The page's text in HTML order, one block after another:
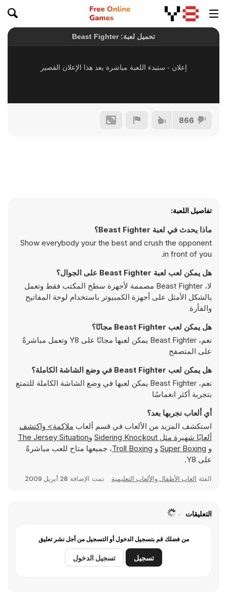
866
تفاصيل اللعبة:
ماذا يحدث في لعبة Beast Fighter؟
Show everybody your the best and crush the opponent
in front of you.
هل يمكن لعب لعبة Beast Fighter على الجوال؟
لا، Beast Fighter مصممة لأجهزة سطح المكتب فقط وتعمل
بالشكل الأمثل على أجهزة الكمبيوتر باستخدام لوحة المفاتيح
والفأرة
هل يمكن لعب Beast Fighter مجانًا؟
نعم، Beast Fighter يمكن لعبها مجانًا على Y8 وتعمل مباشرةً
على المتصفح
هل يمكن لعب Beast Fighter في وضع الشاشة الكاملة؟
نعم، Beast Fighter يمكن لعبها في وضع الشاشة الكاملة للتمتع
بتجربة أكثر انغماسًا
أي ألعاب نجربها بعد؟
استكشف المزيد من الألعاب في قسم ألعاب
ملاكمة> واكتشف
ألعابًا شهيرة مثل Sidering Knockout وThe Jersey Situation
و Super Boxing و Troll Boxing، جميعها متاح للعب مباشرةً
على Y8.
الفئة العاب الأطفال والألعاب التعليمية تمت الإضافة 28 أبريل 2009
التعليقات
من فضلك قم بتسجيل الدخول أو التسجيل من أجل نشر تعليق
تسجيل تسجيل الدخول